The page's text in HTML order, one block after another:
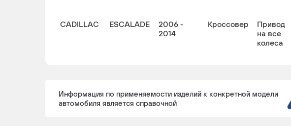
CADILLAC ESCALADE
2006 -
2014
Кроссовер
Привод
на все
колеса
Информация по применяемости изделий к конкретной модели
автомобиля является справочной